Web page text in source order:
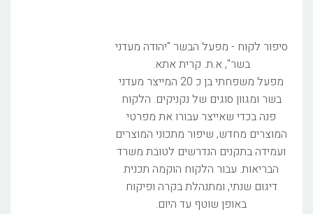
סיפור לקוח - מפעל הבשר "יהודה מעדני
בשר", א.ת. קרית אתא.
מפעל משפחתי בן כ 20 המייצר מעדני
בשר ומגוון סוגים של נקניקים. הלקוח
פנה בכדי שאייצר עבורו את מפרטי
המוצרים מחדש, שיפור מתכוני המוצרים
ועמידה בתקנים הנדרשים לטובת משרד
הבריאות. עבור הלקוח הוקמה תכנית
דיגום שנתי, ומתנהלת בקרה ופיקוח
באופן שוטף עד היום.